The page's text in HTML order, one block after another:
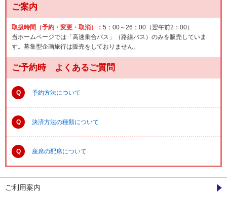
ご案内
取扱時間（予約・変更・取消）： 5：00～26：00（翌午前2：00）
当ホームページでは「高速乗合バス」（路線バス）のみを販売していま
す。募集型企画旅行は販売をしておりません。
ご予約時 よくあるご質問
Q 予約方法について
Q 決済方法の種類について
Q 座席の配席について
ご利用案内